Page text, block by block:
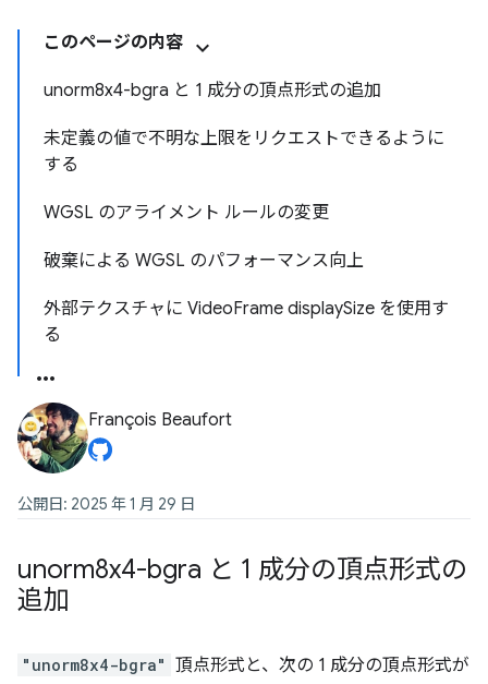
このページの内容
unorm8x4-bgra と 1 成分の頂点形式の追加
未定義の値で不明な上限をリクエストできるように
する
WGSL のアライメント ルールの変更
破棄による WGSL のパフォーマンス向上
外部テクスチャに VideoFrame displaySize を使用す
る
François Beaufort
公開日: 2025 年 1 月 29 日
unorm8x4-bgra と 1 成分の頂点形式の
追加
"unorm8x4-bgra" 頂点形式と、次の 1 成分の頂点形式が